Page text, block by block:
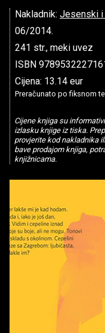
Nakladnik: Jesenski i
06/2014.
241 str., meki uvez
ISBN
Cijena: 13.14 eur
Preračunato po fiksnom
Cijene knjiga su
izlasku knjige iz tiska.
provjerite kod nakladnika
bave prodajom knjiga,
knjižnicama.